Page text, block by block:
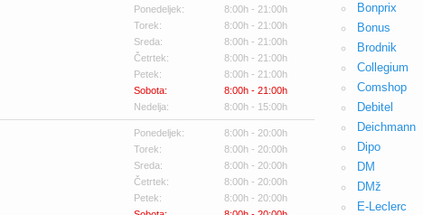
Ponedeljek:
8:00h - 21:00h
Torek:
8:00h - 21:00h
Sreda:
8:00h - 21:00h
Četrtek:
8:00h - 21:00h
Petek:
8:00h - 21:00h
Sobota:
8:00h - 21:00h
Nedelja:
8:00h - 15:00h
Ponedeljek:
8:00h - 20:00h
Torek:
8:00h - 20:00h
Sreda:
8:00h - 20:00h
Četrtek:
8:00h - 20:00h
Petek:
8:00h - 20:00h
Bonprix
Bonus
Brodnik
Collegium
Comshop
Debitel
Deichmann
Dipo
DM
DMž
E-Leclerc